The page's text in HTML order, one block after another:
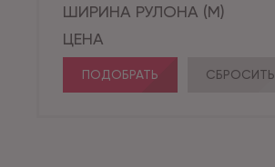
ШИРИНА РУЛОНА (М)
ЦЕНА
ПОДОБРАТЬ СБРОСИТЬ